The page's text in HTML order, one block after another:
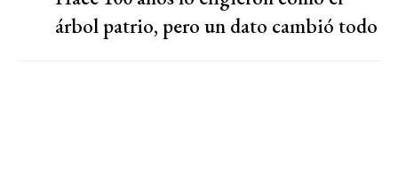
árbol patrio, pero un dato cambió todo